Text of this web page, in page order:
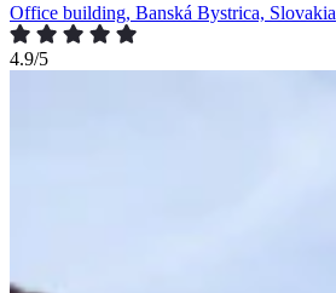
Office building, Banská Bystrica, Slovakia
4.9/5